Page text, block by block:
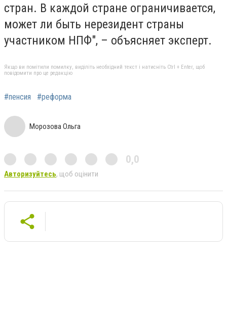
стран. В каждой стране ограничивается,
может ли быть нерезидент страны
участником НПФ", – объясняет эксперт.
Якщо ви помітили помилку, виділіть необхідний текст і натисніть Ctrl + Enter, щоб
повідомити про це редакцію
#пенсия #реформа
Морозова Ольга
0,0
Авторизуйтесь, щоб оцінити